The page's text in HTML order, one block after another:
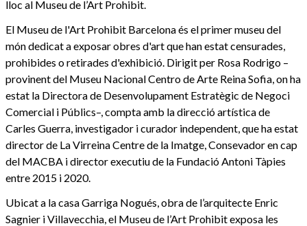
lloc al Museu de l’Art Prohibit.
El Museu de l'Art Prohibit Barcelona és el primer museu del
món dedicat a exposar obres d'art que han estat censurades,
prohibides o retirades d'exhibició. Dirigit per Rosa Rodrigo –
provinent del Museu Nacional Centro de Arte Reina Sofia, on ha
estat la Directora de Desenvolupament Estratègic de Negoci
Comercial i Públics–, compta amb la direcció artística de
Carles Guerra, investigador i curador independent, que ha estat
director de La Virreina Centre de la Imatge, Consevador en cap
del MACBA i director executiu de la Fundació Antoni Tàpies
entre 2015 i 2020.
Ubicat a la casa Garriga Nogués, obra de l’arquitecte Enric
Sagnier i Villavecchia, el Museu de l’Art Prohibit exposa les